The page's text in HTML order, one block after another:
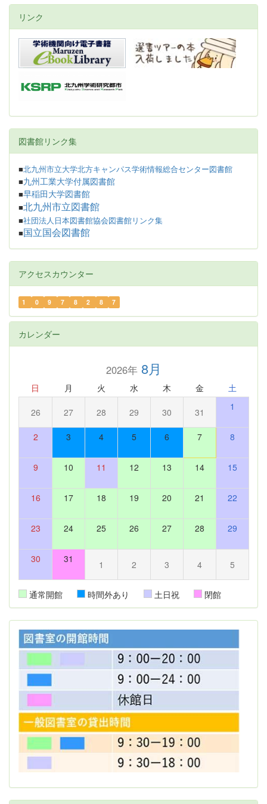
リンク
図書館リンク集
■北九州市立大学北方キャンパス学術情報総合センター図書館
■九州工業大学付属図書館
■早稲田大学図書館
■北九州市立図書館
■社団法人日本図書館協会図書館リンク集
■ 国立国会図書館
アクセスカウンター
1 0 9 7 8 2 8 7
カレンダー
2026年8月
日 月 火 水 木 金 土
26 27 28 29 30 31 1
2 3 4 5 6 7 8
9 10 11 12 13 14 15
16 17 18 19 20 21 22
23 24 25 26 27 28 29
30 31 1 2 3 4 5
通常開館 時間外あり 土日祝 閉館